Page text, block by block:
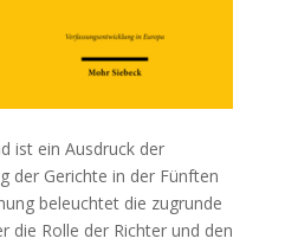
ist ein Ausdruck der
der Gerichte in der Fünften
beleuchtet die zugrunde
die Rolle der Richter und den